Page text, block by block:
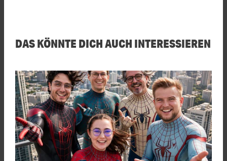
DAS KÖNNTE DICH AUCH INTERESSIEREN